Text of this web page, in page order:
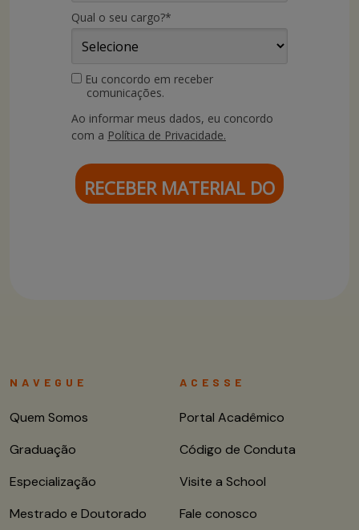
Qual o seu cargo?*
Eu concordo em receber
comunicações.
Ao informar meus dados, eu concordo
com a Política de Privacidade.
RECEBER MATERIAL DO
NAVEGUE
Quem Somos
Graduação
Especialização
Mestrado e Doutorado
ACESSE
Portal Acadêmico
Código de Conduta
Visite a School
Fale conosco